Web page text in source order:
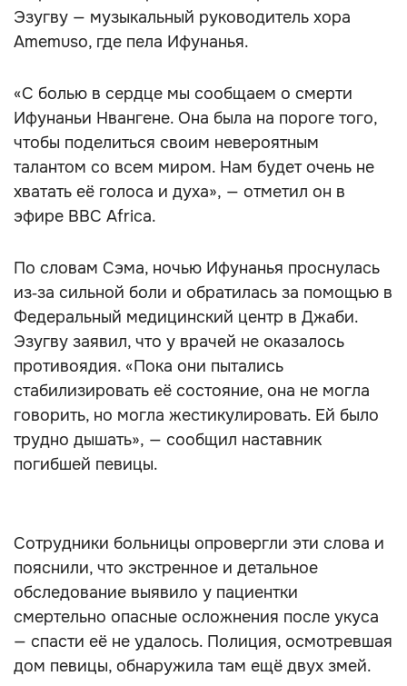
Эзугву — музыкальный руководитель хора
Amemuso, где пела Ифунанья.
«С болью в сердце мы сообщаем о смерти
Ифунаньи Нвангене. Она была на пороге того,
чтобы поделиться своим невероятным
талантом со всем миром. Нам будет очень не
хватать её голоса и духа», — отметил он в
эфире BBC Africa.
По словам Сэма, ночью Ифунанья проснулась
из‑за сильной боли и обратилась за помощью в
Федеральный медицинский центр в Джаби.
Эзугву заявил, что у врачей не оказалось
противоядия. «Пока они пытались
стабилизировать её состояние, она не могла
говорить, но могла жестикулировать. Ей было
трудно дышать», — сообщил наставник
погибшей певицы.
Сотрудники больницы опровергли эти слова и
пояснили, что экстренное и детальное
обследование выявило у пациентки
смертельно опасные осложнения после укуса
— спасти её не удалось. Полиция, осмотревшая
дом певицы, обнаружила там ещё двух змей.